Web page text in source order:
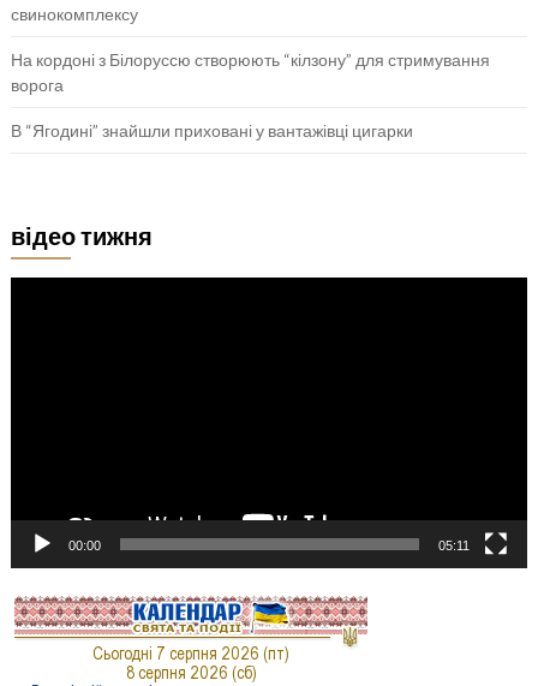
свинокомплексу
На кордоні з Білоруссю створюють “кілзону” для стримування
ворога
В “Ягодині” знайшли приховані у вантажівці цигарки
відео тижня
00:00 05:11